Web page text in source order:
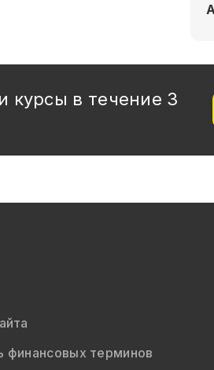
курсы в течение 3
финансовых терминов